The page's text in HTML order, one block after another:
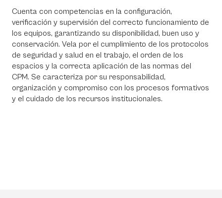
Cuenta con competencias en la configuración,
verificación y supervisión del correcto funcionamiento de
los equipos, garantizando su disponibilidad, buen uso y
conservación. Vela por el cumplimiento de los protocolos
de seguridad y salud en el trabajo, el orden de los
espacios y la correcta aplicación de las normas del
CPM. Se caracteriza por su responsabilidad,
organización y compromiso con los procesos formativos
y el cuidado de los recursos institucionales.